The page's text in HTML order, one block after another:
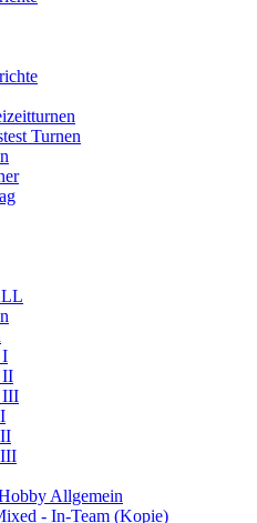
Turnen
I
II
III
Allgemein
- In-Team (Kopie)